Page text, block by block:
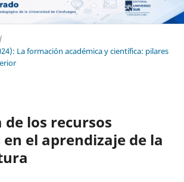
/
La formación académica y científica: pilares
los recursos
el aprendizaje de la